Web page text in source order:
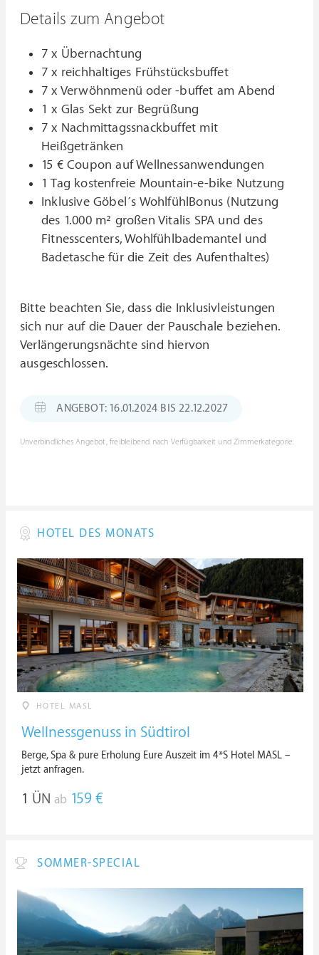
Details zum Angebot
7 x Übernachtung
7 x reichhaltiges Frühstücksbuffet
7 x Verwöhnmenü oder -buffet am Abend
1 x Glas Sekt zur Begrüßung
7 x Nachmittagssnackbuffet mit
Heißgetränken
15 € Coupon auf Wellnessanwendungen
1 Tag kostenfreie Mountain-e-bike Nutzung
Inklusive Göbel´s WohlfühlBonus (Nutzung
des 1.000 m² großen Vitalis SPA und des
Fitnesscenters, Wohlfühlbademantel und
Badetasche für die Zeit des Aufenthaltes)
Bitte beachten Sie, dass die Inklusivleistungen
sich nur auf die Dauer der Pauschale beziehen.
Verlängerungsnächte sind hiervon
ausgeschlossen.
ANGEBOT: 16.01.2024 BIS 22.12.2027
Unverbindliches Angebot, freibleibend nach Verfügbarkeit und Zimmerkategorie.
HOTEL DES MONATS
HOTEL MASL
Wellnessgenuss in Südtirol
Berge, Spa & pure Erholung Eure Auszeit im 4*S Hotel MASL –
jetzt anfragen.
1 ÜN ab 159 €
SOMMER-SPECIAL